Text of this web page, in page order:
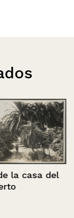
la casa del